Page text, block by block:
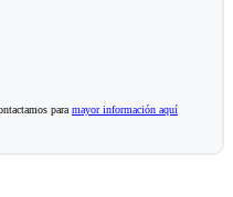
para mayor información aquí